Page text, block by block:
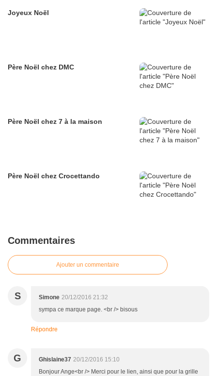
Joyeux Noël
Père Noël chez DMC
Père Noël chez 7 à la maison
Père Noël chez Crocettando
Commentaires
Ajouter un commentaire
S Simone 20/12/2016 21:32
sympa ce marque page. <br /> bisous
Répondre
G Ghislaine37 20/12/2016 15:10
Bonjour Ange<br /> Merci pour le lien, ainsi que pour la grille